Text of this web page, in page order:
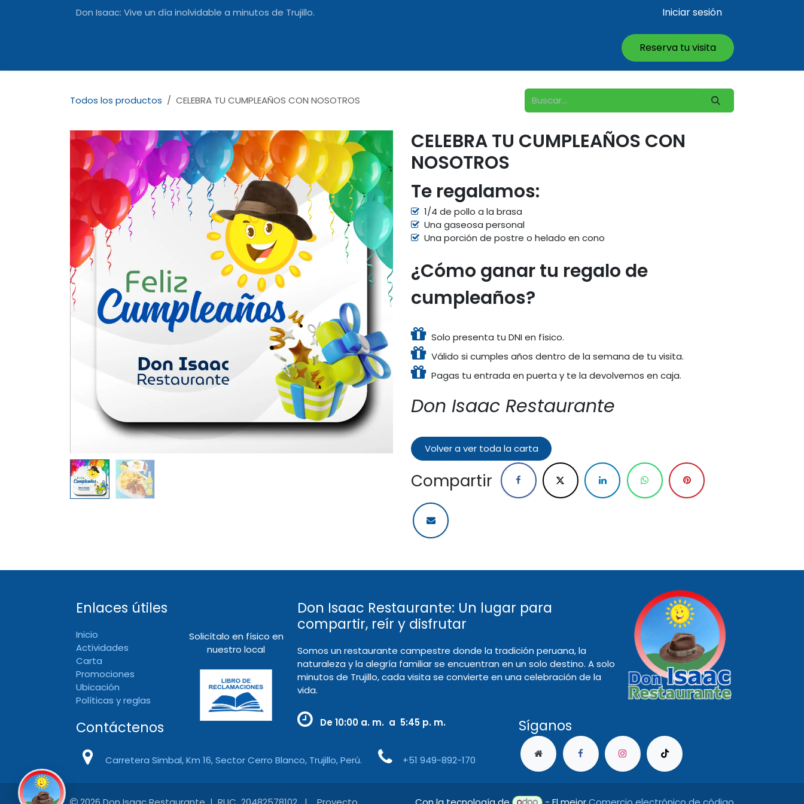
Don Isaac: Vive un día inolvidable a minutos de Trujillo. Iniciar sesión
Reserva tu visita
Todos los productos CELEBRA TU CUMPLEAÑOS CON NOSOTROS
CELEBRA TU CUMPLEAÑOS CON
NOSOTROS
Te regalamos:
1/4 de pollo a la brasa
Una gaseosa personal
Una porción de postre o helado en cono
¿Cómo ganar tu regalo de
cumpleaños?
Solo presenta tu DNI en físico.
Válido si cumples años dentro de la semana de tu visita.
Pagas tu entrada en puerta y te la devolvemos en caja.
Don Isaac Restaurante
Volver a ver toda la carta
Compartir
Enlaces útiles
Inicio
Actividades
Carta
Promociones
Ubicación
Políticas y reglas
Don Isaac Restaurante: Un lugar para
compartir, reír y disfrutar
Somos un restaurante campestre donde la tradición peruana, la
naturaleza y la alegría familiar se encuentran en un solo destino. A solo
minutos de Trujillo, cada visita se convierte en una celebración de la
vida.
De10:00 a. m. a 5:45 p. m.
Contáctenos
Carretera Simbal, Km 16, Sector Cerro Blanco, Trujillo, Perú. +51 949-892-170
Síganos
Solicítalo en físico en
nuestro local